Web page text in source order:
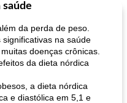
da perda de peso.
na saúde
doenças crônicas.
da dieta nórdica
a dieta nórdica
e diastólica em 5,1 e